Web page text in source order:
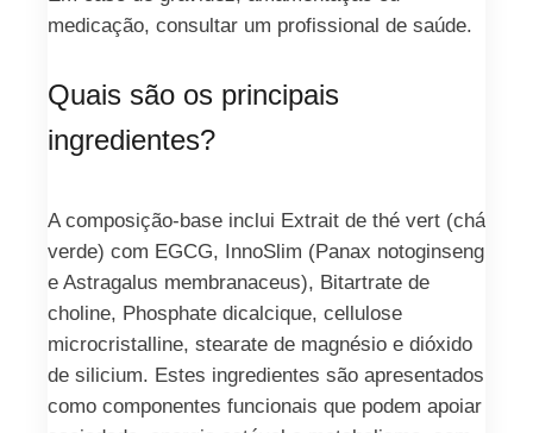
medicação, consultar um profissional de saúde.
Quais são os principais
ingredientes?
A composição-base inclui Extrait de thé vert (chá
verde) com EGCG, InnoSlim (Panax notoginseng
e Astragalus membranaceus), Bitartrate de
choline, Phosphate dicalcique, cellulose
microcristalline, stearate de magnésio e dióxido
de silicium. Estes ingredientes são apresentados
como componentes funcionais que podem apoiar